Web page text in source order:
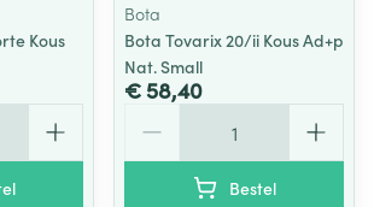
Kous
Bota
Bota Tovarix 20/ii Kous Ad+p
Nat. Small
€ 58,40
Bestel